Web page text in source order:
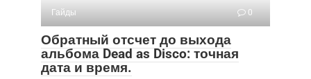
Гайды
0
Обратный отсчет до выхода
альбома Dead as Disco: точная
дата и время.